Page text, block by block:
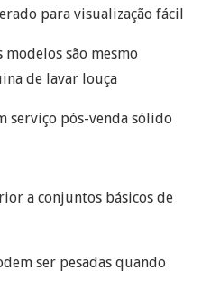
para visualização fácil
são mesmo
de lavar louça
serviço pós-venda sólido
a conjuntos básicos de
ser pesadas quando